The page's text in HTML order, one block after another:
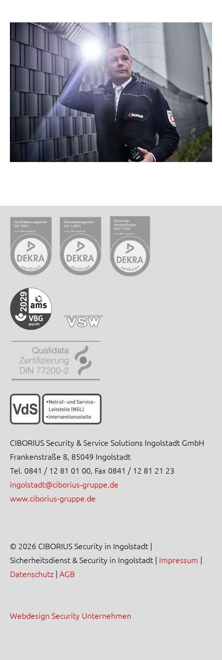
CIBORIUS Security & Service Solutions Ingolstadt GmbH
Frankenstraße 8, 85049 Ingolstadt
Tel. 0841 / 12 81 01 00, Fax 0841 / 12 81 21 23
ingolstadt@ciborius-gruppe.de
www.ciborius-gruppe.de
© 2026 CIBORIUS Security in Ingolstadt |
Sicherheitsdienst & Security in Ingolstadt | Impressum |
Datenschutz | AGB
Webdesign Security Unternehmen